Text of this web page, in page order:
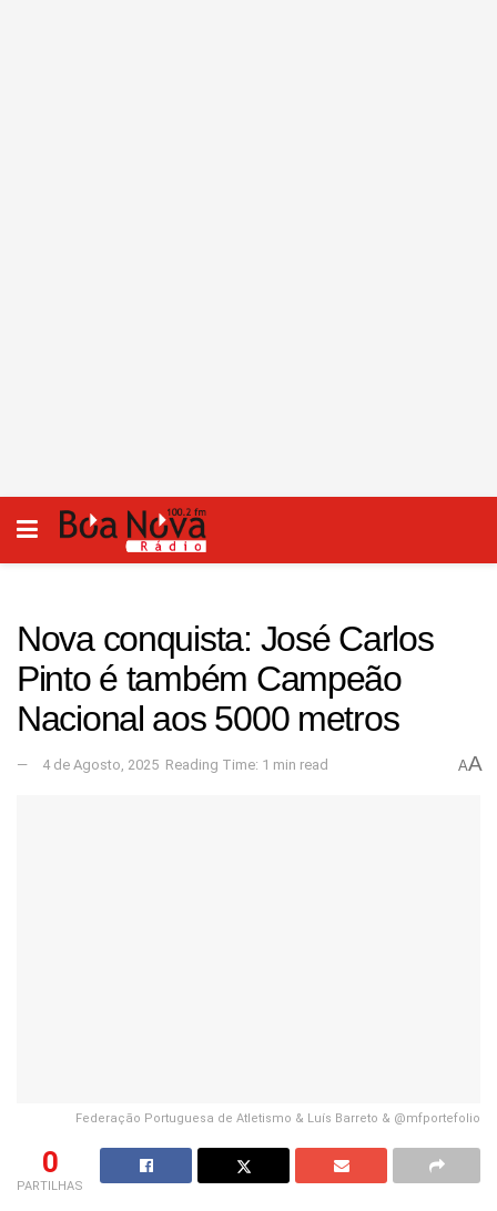
Nova conquista: José Carlos
Pinto é também Campeão
Nacional aos 5000 metros
4 de Agosto, 2025 Reading Time: 1 min read AA
Federação Portuguesa de Atletismo & Luís Barreto & @mfportefolio
0
PARTILHAS